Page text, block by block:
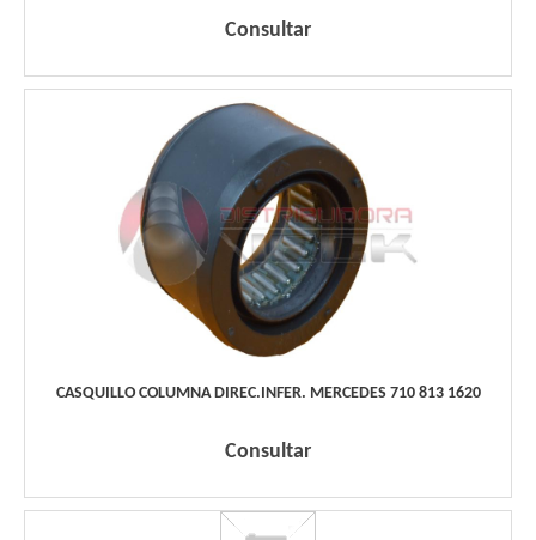
Consultar
CASQUILLO COLUMNA DIREC.INFER. MERCEDES 710 813 1620
Consultar